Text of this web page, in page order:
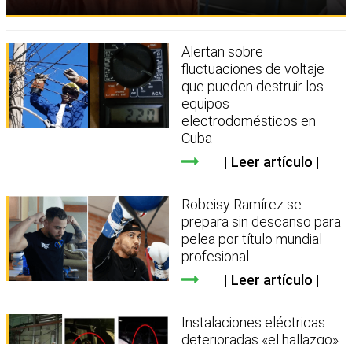
Alertan sobre
fluctuaciones de voltaje
que pueden destruir los
equipos
electrodomésticos en
Cuba
Leer artículo
Robeisy Ramírez se
prepara sin descanso para
pelea por título mundial
profesional
Leer artículo
Instalaciones eléctricas
deterioradas «el hallazgo»